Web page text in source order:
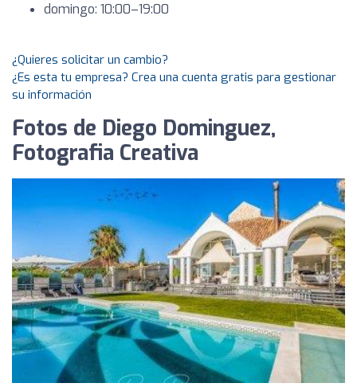
domingo: 10:00–19:00
¿Quieres solicitar un cambio?
¿Es esta tu empresa? Crea una cuenta gratis para gestionar
su información
Fotos de Diego Dominguez,
Fotografia Creativa